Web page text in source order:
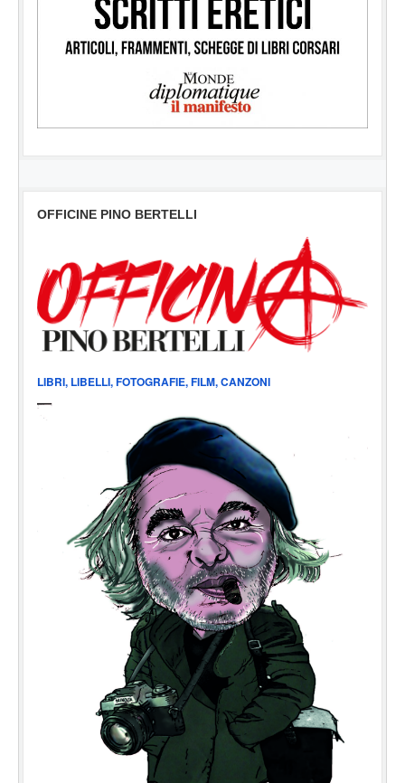
OFFICINE PINO BERTELLI
LIBRI, LIBELLI, FOTOGRAFIE, FILM, CANZONI